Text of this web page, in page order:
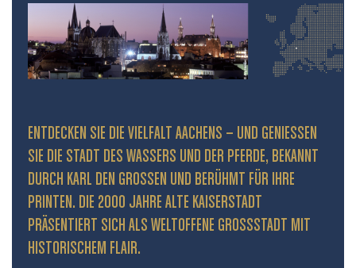
ENTDECKEN SIE DIE VIELFALT AACHENS – UND GENIESSEN S
IE DIE STADT DES WASSERS UND DER PFERDE, BEKANNT D
URCH KARL DEN GROSSEN UND BERÜHMT FÜR IHRE PR
INTEN. DIE 2000 JAHRE ALTE KAISERSTADT PR
ÄSENTIERT SICH ALS WELTOFFENE GROSSSTADT MIT HIS
TORISCHEM FLAIR.